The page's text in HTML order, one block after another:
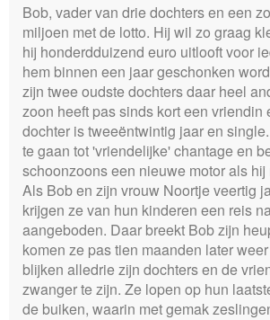
Bob, vader van drie dochters en een
miljoen met de lotto. Hij wil zo graag
hij honderdduizend euro uitlooft voor
hem binnen een jaar geschonken
zijn twee oudste dochters daar heel
zoon heeft pas sinds kort een vriendin
dochter is tweeëntwintig jaar en
te gaan tot 'vriendelijke' chantage en
schoonzoons een nieuwe motor als hij
Als Bob en zijn vrouw Noortje veertig
krijgen ze van hun kinderen een reis
aangeboden. Daar breekt Bob zijn
komen ze pas tien maanden later
blijken alledrie zijn dochters en de
zwanger te zijn. Ze lopen op hun
de buiken, waarin met gemak